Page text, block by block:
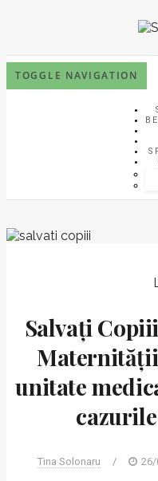
TOGGLE NAVIGATION
Salvați
unitate
Tina Solonaru / 26/